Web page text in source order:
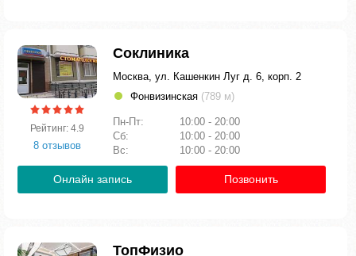
Рейтинг: 4.9
8 отзывов
Соклиника
Москва, ул. Кашенкин Луг д. 6, корп. 2
Фонвизинская (789 м)
Пн-Пт:
10:00 - 20:00
Сб:
10:00 - 20:00
Вс:
10:00 - 20:00
Онлайн запись Позвонить
ТопФизио